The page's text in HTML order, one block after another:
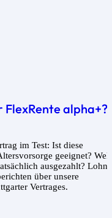
alpha+?
im Test: Ist diese
geeignet?
ausgezahlt? Lohnt
über unsere
Vertrages.